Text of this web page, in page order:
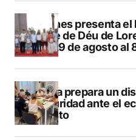
Duanes presenta
Mare de Déu de
del 29 de agosto al
Xàbia prepara un
seguridad ante el
agosto